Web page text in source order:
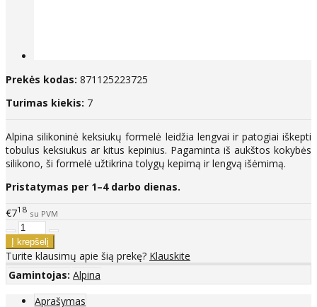
Prekės kodas: 871125223725
Turimas kiekis: 7
Alpina silikoninė keksiukų formelė leidžia lengvai ir patogiai iškepti
tobulus keksiukus ar kitus kepinius. Pagaminta iš aukštos kokybės
silikono, ši formelė užtikrina tolygų kepimą ir lengvą išėmimą.
Pristatymas per 1–4 darbo dienas.
€718 su PVM
Turite klausimų apie šią prekę? Klauskite
Gamintojas: Alpina
Aprašymas